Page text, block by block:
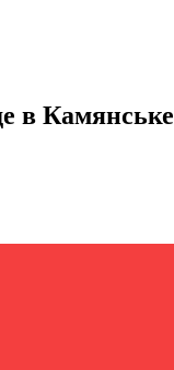
в Камянське